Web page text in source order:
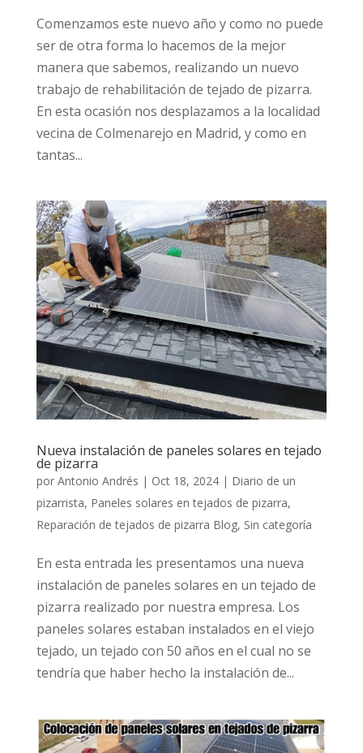
Comenzamos este nuevo año y como no puede
ser de otra forma lo hacemos de la mejor
manera que sabemos, realizando un nuevo
trabajo de rehabilitación de tejado de pizarra.
En esta ocasión nos desplazamos a la localidad
vecina de Colmenarejo en Madrid, y como en
tantas...
Nueva instalación de paneles solares en tejado
de pizarra
por Antonio Andrés | Oct 18, 2024| Diario de un
pizarrista, Paneles solares en tejados de pizarra,
Reparación de tejados de pizarra Blog, Sin categoría
En esta entrada les presentamos una nueva
instalación de paneles solares en un tejado de
pizarra realizado por nuestra empresa. Los
paneles solares estaban instalados en el viejo
tejado, un tejado con 50 años en el cual no se
tendría que haber hecho la instalación de...